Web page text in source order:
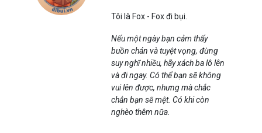
Tôi là Fox - Fox đi bụi.
Nếu một ngày bạn cảm thấy
buồn chán và tuyệt vọng, đừng
suy nghĩ nhiều, hãy xách ba lô lên
và đi ngay. Có thể bạn sẽ không
vui lên được, nhưng mà chắc
chắn bạn sẽ mệt. Có khi còn
nghèo thêm nữa.